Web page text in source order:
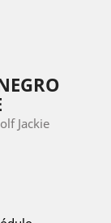
Jackie